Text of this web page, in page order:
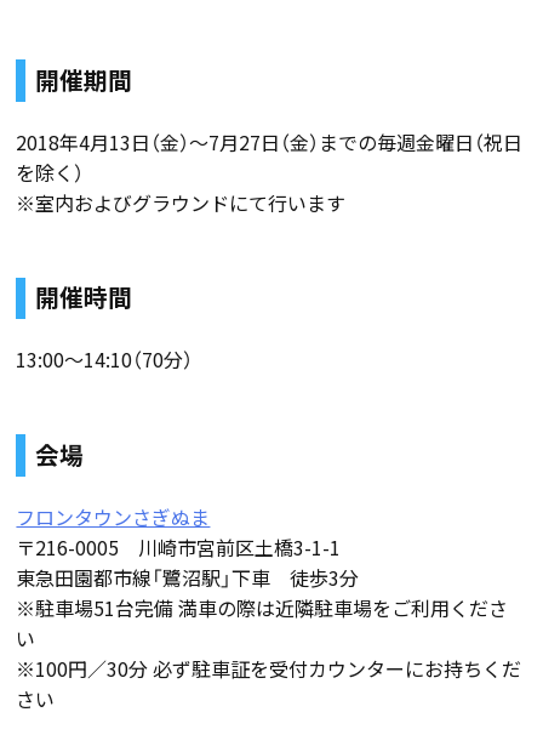
開催期間
2018年4月13日（金）〜7月27日（金）までの毎週金曜日（祝日
を除く）
※室内およびグラウンドにて行います
開催時間
13:00〜14:10（70分）
会場
フロンタウンさぎぬま
〒216-0005 川崎市宮前区土橋3-1-1
東急田園都市線「鷺沼駅」下車 徒歩3分
※駐車場51台完備 満車の際は近隣駐車場をご利用くださ
い
※100円／30分 必ず駐車証を受付カウンターにお持ちくだ
さい